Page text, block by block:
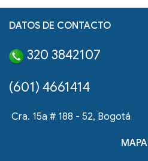
DATOS DE CONTACTO
320 3842107
(601) 4661414
Cra. 15a # 188 - 52, Bogotá
MAPA